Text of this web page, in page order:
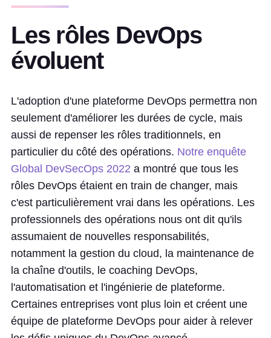
Les rôles DevOps
évoluent
L'adoption d'une plateforme DevOps permettra non
seulement d'améliorer les durées de cycle, mais
aussi de repenser les rôles traditionnels, en
particulier du côté des opérations. Notre enquête
Global DevSecOps 2022 a montré que tous les
rôles DevOps étaient en train de changer, mais
c'est particulièrement vrai dans les opérations. Les
professionnels des opérations nous ont dit qu'ils
assumaient de nouvelles responsabilités,
notamment la gestion du cloud, la maintenance de
la chaîne d'outils, le coaching DevOps,
l'automatisation et l'ingénierie de plateforme.
Certaines entreprises vont plus loin et créent une
équipe de plateforme DevOps pour aider à relever